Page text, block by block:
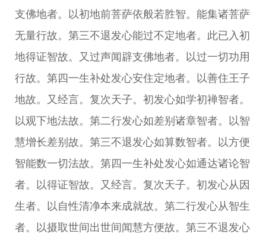
支佛地者。以初地前菩萨依般若胜智。能集诸菩萨
无量行故。第三不退发心能过不定地者。此已入初
地得证智故。又过声闻辟支佛地者。以过一切功用
行故。第四一生补处发心安住定地者。以善住王子
地故。又经言。复次天子。初发心如学初禅智者。
以观下地法故。第二行发心如差别诸章智者。以智
慧增长差别故。第三不退发心如算数智者。以方便
智能数一切法故。第四一生补处发心如通达诸论智
者。以得证智故。又经言。复次天子。初发心从因
生者。以自性清净本来成就故。第二行发心从智生
者。以摄取世间出世间闻慧方便故。第三不退发心